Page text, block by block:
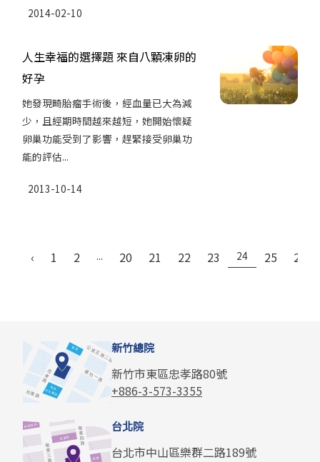
2014-02-10
人生幸福的選擇題 來自八顆凍卵的
好孕
她發現畸胎瘤手術後，經血量已大為減
少，且經期時間越來越短，她開始懷疑
卵巢功能受到了影響，趕緊接受卵巢功
能的評估...
2013-10-14
‹ 1 2 ... 20 21 22 23 24 25 26
新竹總院
新竹市東區忠孝路80號
+886-3-573-3355
台北院
台北市中山區樂群二路189號